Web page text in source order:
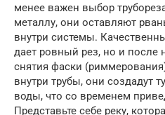
менее важен выбор
металлу, они оставляют
внутри системы.
дает ровный рез, но и после
снятия фаски
внутри трубы, они создадут
воды, что со временем
Представьте себе реку,